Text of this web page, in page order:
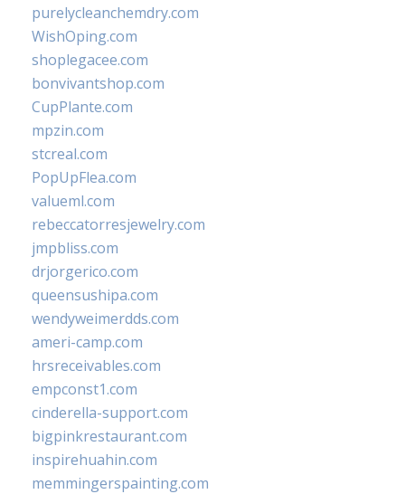
purelycleanchemdry.com
WishOping.com
shoplegacee.com
bonvivantshop.com
CupPlante.com
mpzin.com
stcreal.com
PopUpFlea.com
valueml.com
rebeccatorresjewelry.com
jmpbliss.com
drjorgerico.com
queensushipa.com
wendyweimerdds.com
ameri-camp.com
hrsreceivables.com
empconst1.com
cinderella-support.com
bigpinkrestaurant.com
inspirehuahin.com
memmingerspainting.com